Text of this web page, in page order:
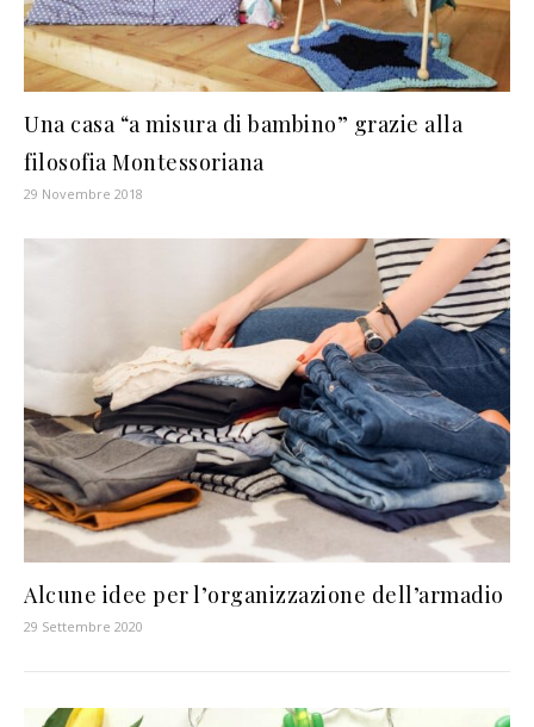
Una casa “a misura di bambino” grazie alla
filosofia Montessoriana
29 Novembre 2018
Alcune idee per l’organizzazione dell’armadio
29 Settembre 2020